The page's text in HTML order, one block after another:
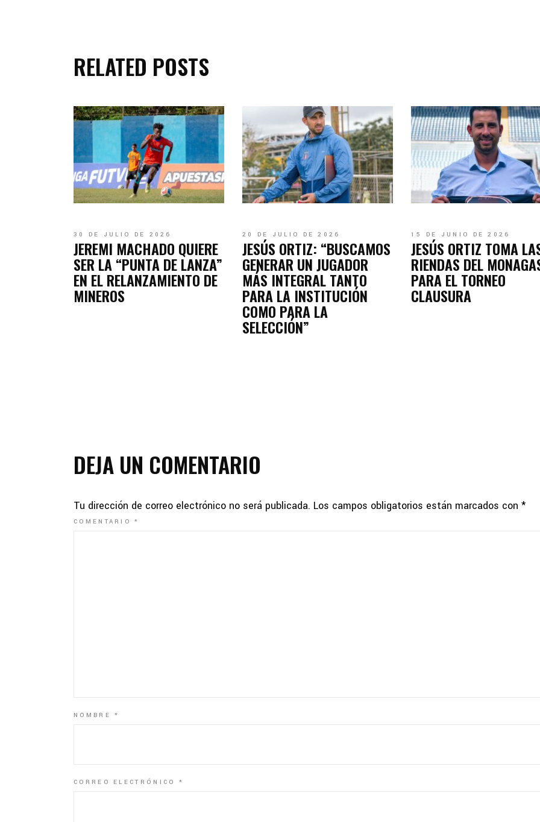
RELATED POSTS
30 DE JULIO DE 2026
JEREMI MACHADO QUIERE
SER LA “PUNTA DE LANZA”
EN EL RELANZAMIENTO DE
MINEROS
20 DE JULIO DE 2026
JESÚS ORTIZ: “BUSCAMOS
GENERAR UN JUGADOR
MÁS INTEGRAL TANTO
PARA LA INSTITUCIÓN
COMO PARA LA
SELECCIÓN”
15 DE JUNIO DE 2026
JESÚS ORTIZ TOMA
RIENDAS DEL
PARA EL TORNEO
CLAUSURA
DEJA UN COMENTARIO
Tu dirección de correo electrónico no será publicada. Los campos obligatorios están marcados con *
COMENTARIO*
NOMBRE*
CORREO ELECTRÓNICO *